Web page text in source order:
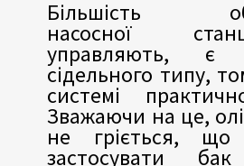
Більшість
насосної
управляють, є
сідельного типу,
системі
Зважаючи на це,
не гріється, що
застосувати бак